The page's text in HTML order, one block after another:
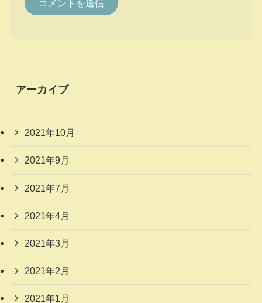
アーカイブ
2021年10月
2021年9月
2021年7月
2021年4月
2021年3月
2021年2月
2021年1月